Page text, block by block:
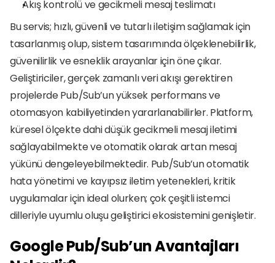
Akış kontrolü ve gecikmeli mesaj teslimatı
Bu servis; hızlı, güvenli ve tutarlı iletişim sağlamak için
tasarlanmış olup, sistem tasarımında ölçeklenebilirlik,
güvenilirlik ve esneklik arayanlar için öne çıkar.
Geliştiriciler, gerçek zamanlı veri akışı gerektiren
projelerde Pub/Sub’un yüksek performans ve
otomasyon kabiliyetinden yararlanabilirler. Platform,
küresel ölçekte dahi düşük gecikmeli mesaj iletimi
sağlayabilmekte ve otomatik olarak artan mesaj
yükünü dengeleyebilmektedir. Pub/Sub’un otomatik
hata yönetimi ve kayıpsız iletim yetenekleri, kritik
uygulamalar için ideal olurken; çok çeşitli istemci
dilleriyle uyumlu oluşu geliştirici ekosistemini genişletir.
Google Pub/Sub’un Avantajları